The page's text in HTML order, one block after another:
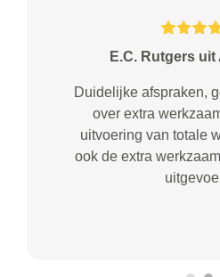
E.C. Rutgers
Duidelijke afspraken,
over extra
uitvoering van totale
ook de extra